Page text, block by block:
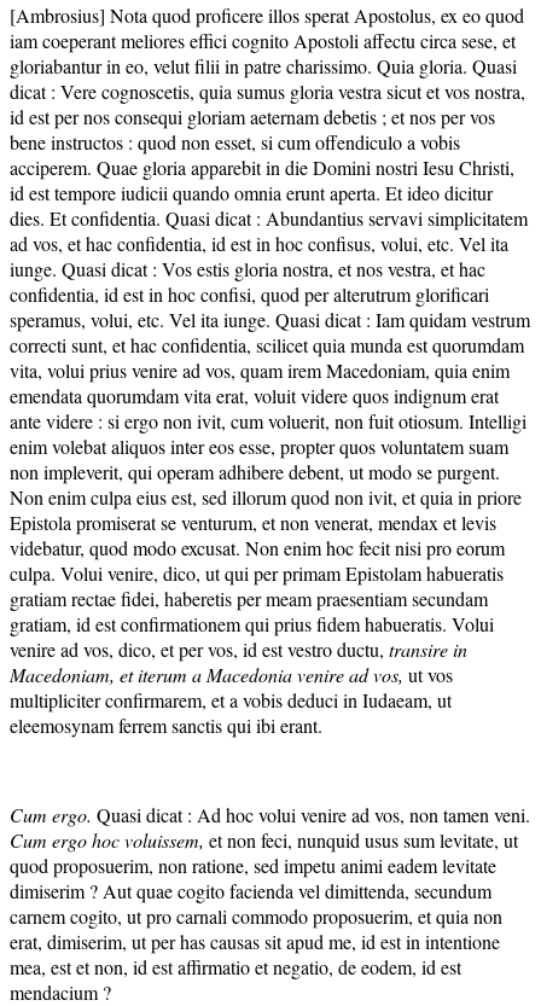
[Ambrosius] Nota quod proficere illos sperat Apostolus, ex eo quod
iam coeperant meliores effici cognito Apostoli affectu circa sese, et
gloriabantur in eo, velut filii in patre charissimo. Quia gloria. Quasi
dicat : Vere cognoscetis, quia sumus gloria vestra sicut et vos nostra,
id est per nos consequi gloriam aeternam debetis ; et nos per vos
bene instructos : quod non esset, si cum offendiculo a vobis
acciperem. Quae gloria apparebit in die Domini nostri Iesu Christi,
id est tempore iudicii quando omnia erunt aperta. Et ideo dicitur
dies. Et confidentia. Quasi dicat : Abundantius servavi simplicitatem
ad vos, et hac confidentia, id est in hoc confisus, volui, etc. Vel ita
iunge. Quasi dicat : Vos estis gloria nostra, et nos vestra, et hac
confidentia, id est in hoc confisi, quod per alterutrum glorificari
speramus, volui, etc. Vel ita iunge. Quasi dicat : Iam quidam vestrum
correcti sunt, et hac confidentia, scilicet quia munda est quorumdam
vita, volui prius venire ad vos, quam irem Macedoniam, quia enim
emendata quorumdam vita erat, voluit videre quos indignum erat
ante videre : si ergo non ivit, cum voluerit, non fuit otiosum. Intelligi
enim volebat aliquos inter eos esse, propter quos voluntatem suam
non impleverit, qui operam adhibere debent, ut modo se purgent.
Non enim culpa eius est, sed illorum quod non ivit, et quia in priore
Epistola promiserat se venturum, et non venerat, mendax et levis
videbatur, quod modo excusat. Non enim hoc fecit nisi pro eorum
culpa. Volui venire, dico, ut qui per primam Epistolam habueratis
gratiam rectae fidei, haberetis per meam praesentiam secundam
gratiam, id est confirmationem qui prius fidem habueratis. Volui
venire ad vos, dico, et per vos, id est vestro ductu, transire in
Macedoniam, et iterum a Macedonia venire ad vos, ut vos
multipliciter confirmarem, et a vobis deduci in Iudaeam, ut
eleemosynam ferrem sanctis qui ibi erant.
Cum ergo. Quasi dicat : Ad hoc volui venire ad vos, non tamen veni.
Cum ergo hoc voluissem, et non feci, nunquid usus sum levitate, ut
quod proposuerim, non ratione, sed impetu animi eadem levitate
dimiserim ? Aut quae cogito facienda vel dimittenda, secundum
carnem cogito, ut pro carnali commodo proposuerim, et quia non
erat, dimiserim, ut per has causas sit apud me, id est in intentione
mea, est et non, id est affirmatio et negatio, de eodem, id est
mendacium ?